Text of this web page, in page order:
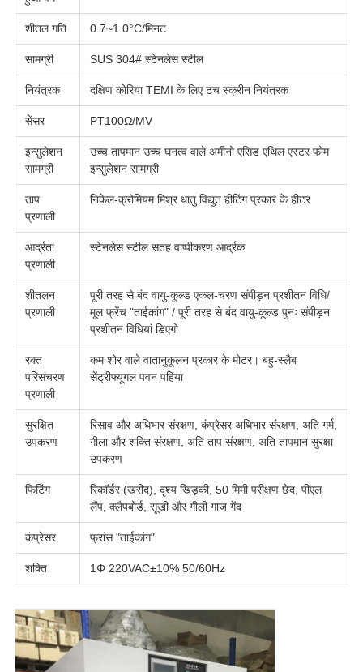
शीतल गति 0.7~1.0°C/मिनट
सामग्री SUS 304# स्टेनलेस स्टील
नियंत्रक दक्षिण कोरिया TEMI के लिए टच स्क्रीन नियंत्रक
सेंसर PT100Ω/MV
इन्सुलेशन
सामग्री
उच्च तापमान उच्च घनत्व वाले अमीनो एसिड एथिल एस्टर फोम
इन्सुलेशन सामग्री
ताप
प्रणाली
निकेल-क्रोमियम मिश्र धातु विद्युत हीटिंग प्रकार के हीटर
आर्द्रता
प्रणाली
स्टेनलेस स्टील सतह वाष्पीकरण आर्द्रक
शीतलन
प्रणाली
पूरी तरह से बंद वायु-कूल्ड एकल-चरण संपीड़न प्रशीतन विधि/
मूल फ्रेंच "ताईकांग" / पूरी तरह से बंद वायु-कूल्ड पुनः संपीड़न
प्रशीतन विधियां डिएगो
रक्त
परिसंचरण
प्रणाली
कम शोर वाले वातानुकूलन प्रकार के मोटर। बहु-स्लैब
सेंट्रीफ्यूगल पवन पहिया
सुरक्षित
उपकरण
रिसाव और अधिभार संरक्षण, कंप्रेसर अधिभार संरक्षण, अति गर्म,
गीला और शक्ति संरक्षण, अति ताप संरक्षण, अति तापमान सुरक्षा
उपकरण
फिटिंग
रिकॉर्डर (खरीद), दृश्य खिड़की, 50 मिमी परीक्षण छेद, पीएल
लैंप, क्लैपबोर्ड, सूखी और गीली गाज गेंद
कंप्रेसर फ्रांस "ताईकांग"
शक्ति 1Φ 220VAC±10% 50/60Hz